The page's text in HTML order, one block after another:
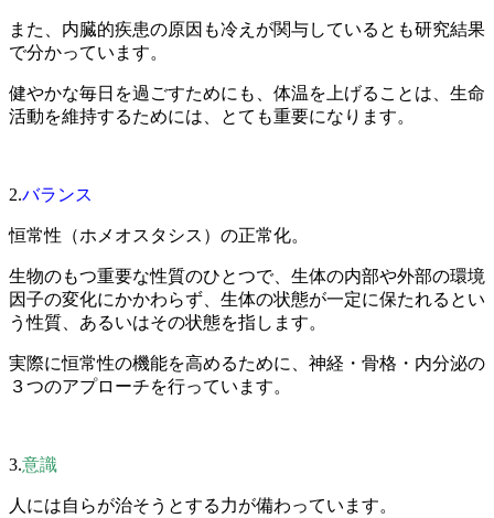
また、内臓的疾患の原因も冷えが関与しているとも研究結果
で分かっています。
健やかな毎日を過ごすためにも、体温を上げることは、生命
活動を維持するためには、とても重要になります。
2.バランス
恒常性（ホメオスタシス）の正常化。
生物のもつ重要な性質のひとつで、生体の内部や外部の環境
因子の変化にかかわらず、生体の状態が一定に保たれるとい
う性質、あるいはその状態を指します。
実際に恒常性の機能を高めるために、神経・骨格・内分泌の
３つのアプローチを行っています。
3.意識
人には自らが治そうとする力が備わっています。